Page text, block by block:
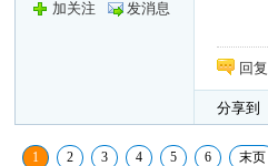
加关注 发消息
回复
分享到
1 2 3 4 5 6 末页